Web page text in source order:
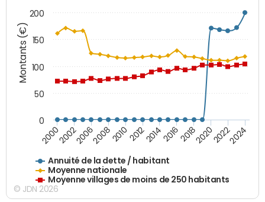
Montants (€)
Annuité de la dette / habitant
Moyenne nationale
Moyenne villages de moins de 250 habitants
200020022006200820102012201420162018202020222024
0
50
100
150
200
© JDN 2026